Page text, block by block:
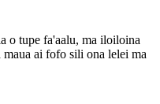
o tupe fa'aalu, ma iloiloina
maua ai fofo sili ona lelei ma